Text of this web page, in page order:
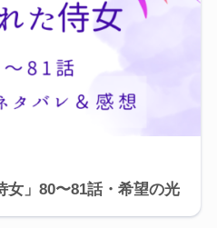
女」80〜81話・希望の光